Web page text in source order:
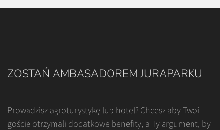
ZOSTAŃ AMBASADOREM JURAPARKU
Prowadzisz agroturystykę lub hotel? Chcesz aby Twoi
goście otrzymali dodatkowe benefity, a Ty argument, by